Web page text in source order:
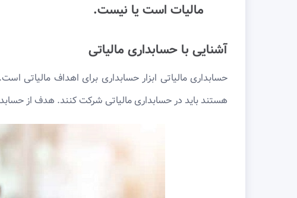
مالیات است یا نیست.
آشنایی با حسابداری مالیاتی
حسابداری مالیاتی ابزار حسابداری برای اهداف
هستند باید در حسابداری مالیاتی شرکت کنند. هدف از